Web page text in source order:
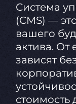
Система
(CMS) —
вашего
актива. От
зависят
стоимость